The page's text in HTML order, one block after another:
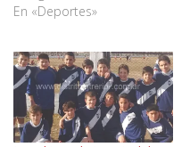
En «Deportes»